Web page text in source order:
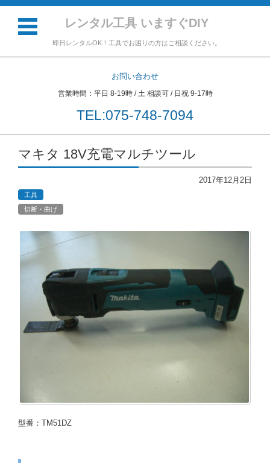
レンタル工具 いますぐDIY
即日レンタルOK！工具でお困りの方はご相談ください。
お問い合わせ
営業時間：平日 8-19時 / 土 相談可 / 日祝 9-17時
TEL:075-748-7094
コンテンツに移動
マキタ 18V充電マルチツール
2017年12月2日
工具
切断・曲げ
型番：TM51DZ